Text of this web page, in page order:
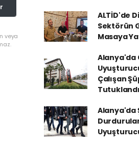
veya
ALTİD'de
Sektörün
Masaya
Alanya'da
Çalışan
Tutuklandı
Alanya'da